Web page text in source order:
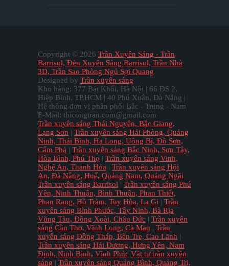
Copyright © 2026 Trần Xuyên Sáng - Trần
Barrisol, Đèn Xuyên Sáng Barrisol, Trần Nhà
3D, Trần Sao Phòng Ngủ Sợi Quang
Designed by Trần xuyên sáng
Kho hàng: 377 Bát Khối, Hà Nội | 66 ĐS 2,
Hiệp Bình, TP.HCM | 40 Phú Xuân, Đà Nẵng |
Hệ thông đơn vị phân phối Bắc - Trung - Nam
E-Mail: thicongtran.com@gmail.com
Trần xuyên sáng Thái Nguyên, Bắc Giang,
Lạng Sơn | Trần xuyên sáng Hải Phòng, Quảng
Ninh, Thái Bình, Hạ Long, Uông Bí, Đồ Sơn,
Cẩm Phả | Trần xuyên sáng Bắc Ninh, Sơn Tây,
Hòa Bình, Phú Thọ | Trần xuyên sáng Vinh,
Nghệ An, Thanh Hóa | Trần xuyên sáng Hội
An, Đà Nẵng, Huế, Quảng Nam, Quảng Ngãi
Trần xuyên sáng Barrisol | Trần xuyên sáng Phú
Yên, Ninh Thuận, Bình Thuận, Phan Thiết,
Phan Rang, Hồ Tràm, Tuy Hòa, La Gi | Trần
xuyên sáng Bình Phước, Tây Ninh, Bà Rịa
Vũng Tàu, Đồng Xoài, Châu Đức | Trần xuyên
sáng Cần Thơ, Vĩnh Long, Cà Mau | Trần
xuyên sáng Đồng Tháp, Bến Tre, Cao Lãnh |
Trần xuyên sáng Hải Dương, Hưng Yên, Nam
Định, Ninh Bình, Vĩnh Phúc Vật tư trần xuyên
sáng | Trần xuyên sáng Quảng Bình, Quảng Trị,